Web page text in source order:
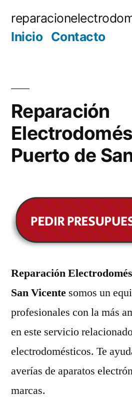
Inicio Contacto
Reparación
Puerto de
Reparación
San Vicente somos un
profesionales con la más
en este servicio
electrodomésticos. Te
averías de aparatos
marcas.